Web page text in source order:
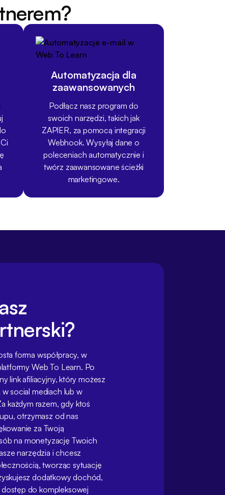
Automatyzacja dla
zaawansowanych
Podłącz nasz program do
swoich narzędzi, takich jak
ZAPIER, za pomocą integracji
Webhook. Wysyłaj dane o
poleceniach automatycznie i
twórz zaawansowane ścieżki
marketingowe.
forma współpracy, w
Web To Learn. Po
link afiliacyjny, który możesz
social mediach lub w
każdym razem, gdy ktoś
otrzymasz od nas
za Twoją
na monetyzację Twoich
narzędzia i chcesz
tworząc sytuację
dodatkowy dochód,
do kompleksowej